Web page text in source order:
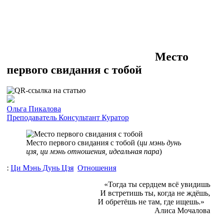
Место
первого свидания с тобой
Ольга Пикалова
Преподаватель Консультант Куратор
Место первого свидания с тобой (ци мэнь дунь
цзя, ци мэнь отношения, идеальная пара)
: Ци Мэнь Дунь Цзя Отношения
«Тогда ты сердцем всё увидишь
И встретишь ты, когда не ждёшь,
И обретёшь не там, где ищешь.»
Алиса Мочалова